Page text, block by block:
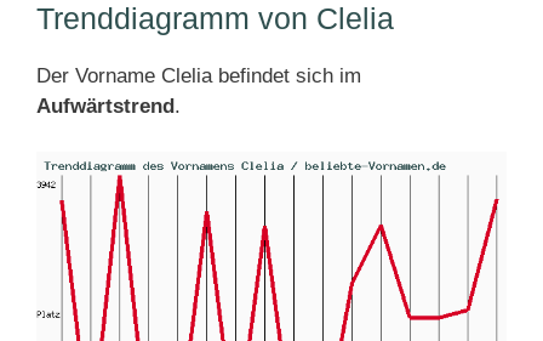
Trenddiagramm von Clelia
Der Vorname Clelia befindet sich im
Aufwärtstrend.